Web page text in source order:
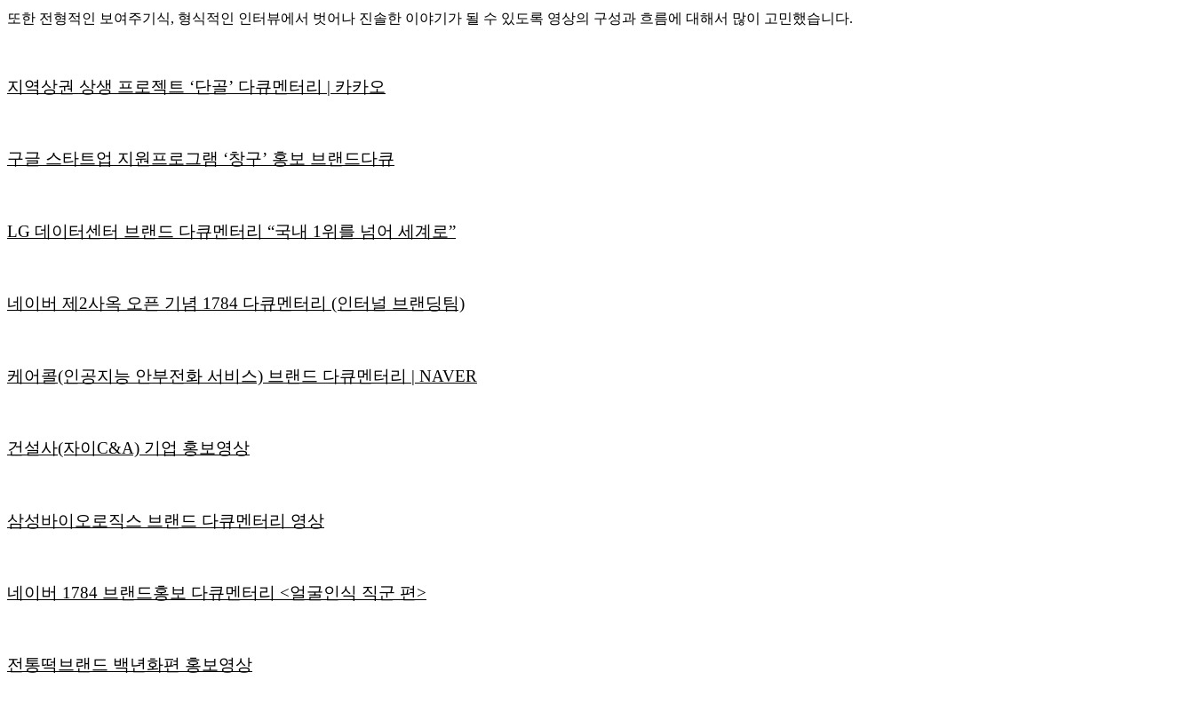
또한 전형적인 보여주기식, 형식적인 인터뷰에서 벗어나 진솔한 이야기가 될 수 있도록 영상의 구성과 흐름에 대해서 많이 고민했습니다.
지역상권 상생 프로젝트 ‘단골’ 다큐멘터리 | 카카오
구글 스타트업 지원프로그램 ‘창구’ 홍보 브랜드다큐
LG 데이터센터 브랜드 다큐멘터리 “국내 1위를 넘어 세계로”
네이버 제2사옥 오픈 기념 1784 다큐멘터리 (인터널 브랜딩팀)
케어콜(인공지능 안부전화 서비스) 브랜드 다큐멘터리 | NAVER
건설사(자이C&A) 기업 홍보영상
삼성바이오로직스 브랜드 다큐멘터리 영상
네이버 1784 브랜드홍보 다큐멘터리 <얼굴인식 직군 편>
전통떡브랜드 백년화편 홍보영상